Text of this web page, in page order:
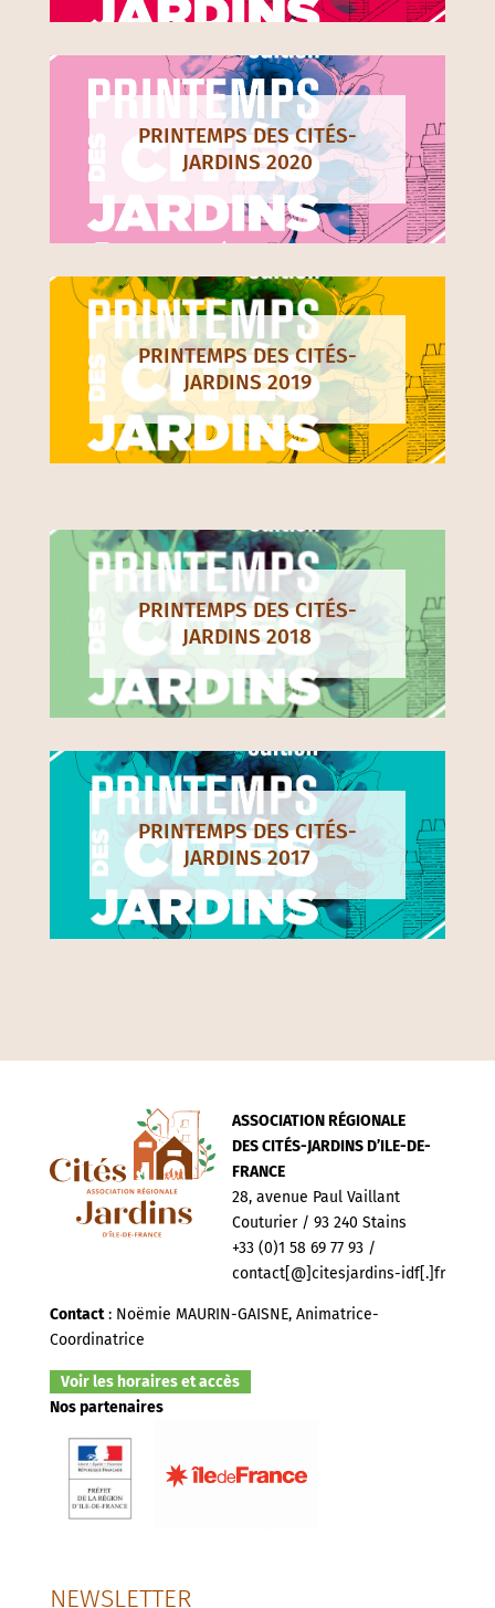
PRINTEMPS DES CITÉS-
JARDINS 2020
PRINTEMPS DES CITÉS-
JARDINS 2019
PRINTEMPS DES CITÉS-
JARDINS 2018
PRINTEMPS DES CITÉS-
JARDINS 2017
ASSOCIATION RÉGIONALE
DES CITÉS-JARDINS D’ILE-DE-
FRANCE
28, avenue Paul Vaillant
Couturier / 93 240 Stains
+33 (0)1 58 69 77 93 /
contact[@]citesjardins-idf[.]fr
Contact: Noëmie MAURIN-GAISNE, Animatrice-
Coordinatrice
Voir les horaires et accès
Nos partenaires
NEWSLETTER